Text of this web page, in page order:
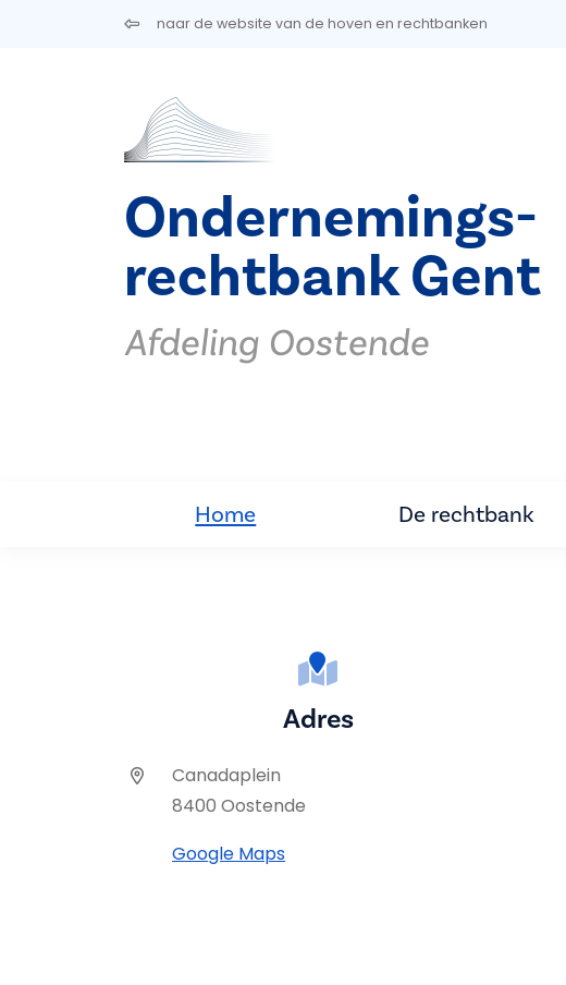
Overslaan en naar de inhoud gaannaar de website van de hoven en rechtbanken
Ondernemings­
rechtbank Gent
Afdeling Oostende
Home De rechtbank
Adres
Canadaplein
8400 Oostende
Google Maps